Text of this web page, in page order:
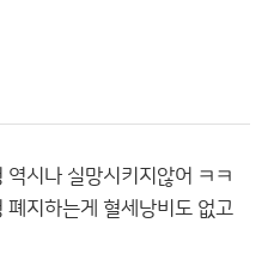
시나 실망시키지않어 ㅋㅋ
폐지하는게 혈세낭비도 없고